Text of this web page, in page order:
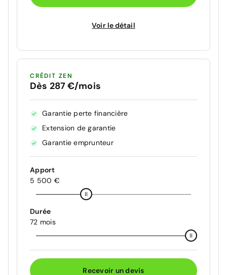
Voir le détail
CRÉDIT ZEN
Dès 287 €/mois
Garantie perte financière
Extension de garantie
Garantie emprunteur
Apport
5 500 €
Durée
72 mois
Recevoir un devis